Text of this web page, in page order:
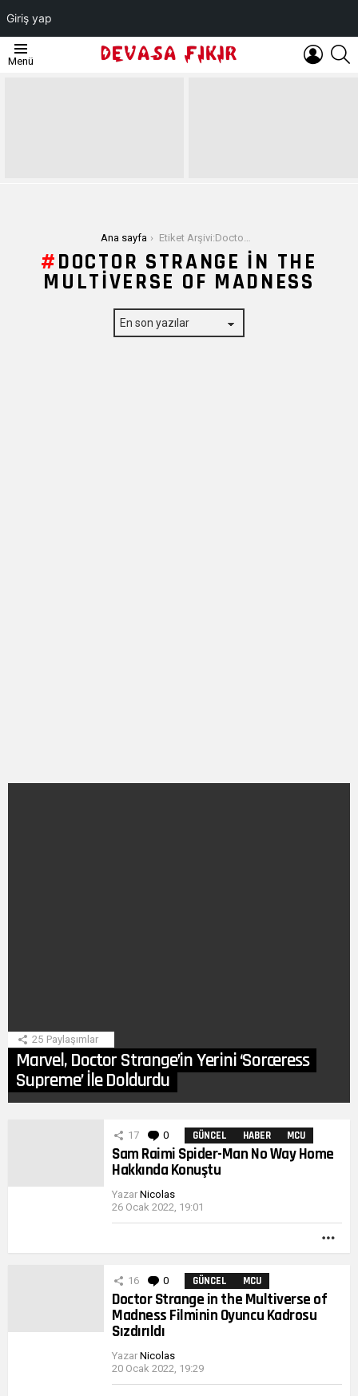
Menü
OTURUM
Ana sayfa Etiket Arşivi:Doctor Strange in the Multiverse of Madness
DOCTOR STRANGE IN THE
MULTIVERSE OF MADNESS
25 Paylaşımlar
Marvel, Doctor Strange’in Yerini ‘Sorceress
Supreme’ İle Doldurdu
17 0 Yorumlar
GÜNCEL HABER MCU
Sam Raimi Spider-Man No Way Home
Hakkında Konuştu
Yazar Nicolas
26 Ocak 2022, 19:01
16 0 Yorumlar
GÜNCEL MCU
Doctor Strange in the Multiverse of
Madness Filminin Oyuncu Kadrosu
Sızdırıldı
Yazar Nicolas
20 Ocak 2022, 19:29
Giriş yap